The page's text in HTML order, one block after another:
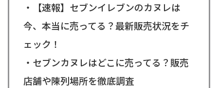
・【速報】セブンイレブンのカヌレは
今、本当に売ってる？最新販売状況をチ
ェック！
・セブンカヌレはどこに売ってる？販売
店舗や陳列場所を徹底調査